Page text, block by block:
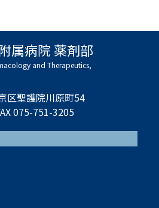
属病院 薬剤部
and Therapeutics,
区聖護院川原町54
075-751-3205